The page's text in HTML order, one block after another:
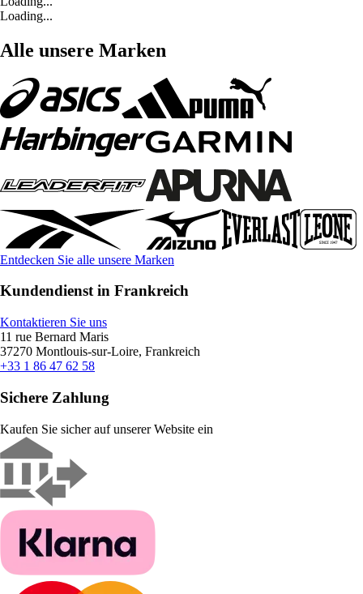
Loading...
Alle unsere Marken
Entdecken Sie alle unsere Marken
Kundendienst in Frankreich
Kontaktieren Sie uns
11 rue Bernard Maris
37270 Montlouis-sur-Loire, Frankreich
+33 1 86 47 62 58
Sichere Zahlung
Kaufen Sie sicher auf unserer Website ein